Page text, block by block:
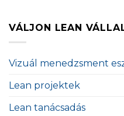
VÁLJON LEAN
Vizuál menedzsment
Lean projektek
Lean tanácsadás